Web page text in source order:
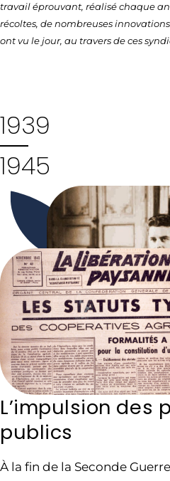
travail éprouvant, réalisé chaque
récoltes, de nombreuses
ont vu le jour, au travers de ces
1939
1945
L’impulsion des
publics
À la fin de la Seconde